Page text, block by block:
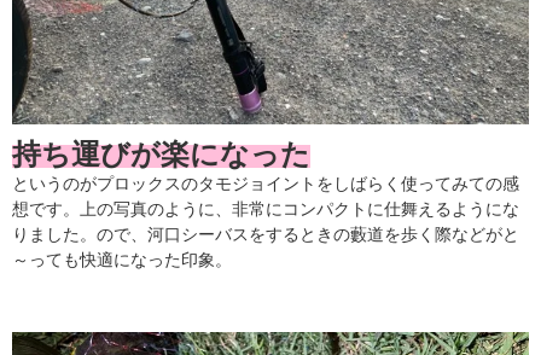
持ち運びが楽になった
というのがプロックスのタモジョイントをしばらく使ってみての感
想です。上の写真のように、非常にコンパクトに仕舞えるようにな
りました。ので、河口シーバスをするときの藪道を歩く際などがと
～っても快適になった印象。